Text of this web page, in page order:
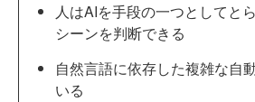
人はAIを手段の一つとしてと
シーンを判断できる
自然言語に依存した複雑な自
いる